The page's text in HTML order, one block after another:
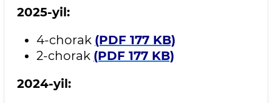
2025-yil:
4-chorak (PDF 177 KB)
2-chorak (PDF 177 KB)
2024-yil: